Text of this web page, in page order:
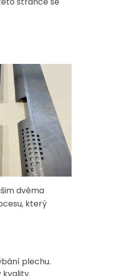
dvěma
který
plechu.